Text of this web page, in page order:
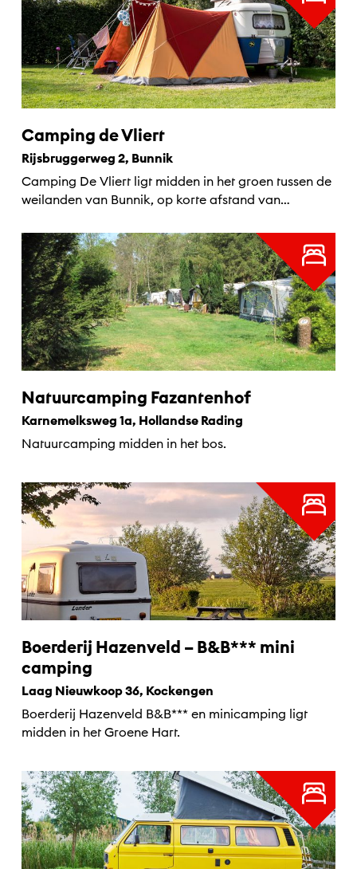
Camping de Vliert
Rijsbruggerweg 2, Bunnik
Camping De Vliert ligt midden in het groen tussen de
weilanden van Bunnik, op korte afstand van
Natuurcamping Fazantenhof
Karnemelksweg 1a, Hollandse Rading
Natuurcamping midden in het bos.
Boerderij Hazenveld – B&B*** mini
camping
Laag Nieuwkoop 36, Kockengen
Boerderij Hazenveld B&B*** en minicamping ligt
midden in het Groene Hart.